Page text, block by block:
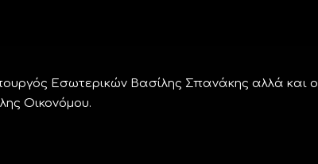
Εσωτερικών Βασίλης Σπανάκης αλλά και ο
Οικονόμου.